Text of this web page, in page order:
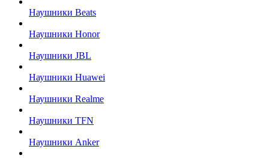
Наушники Beats
Наушники Honor
Наушники JBL
Наушники Huawei
Наушники Realme
Наушники TFN
Наушники Anker